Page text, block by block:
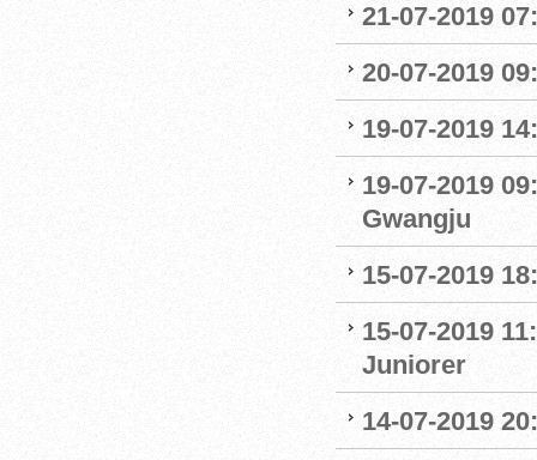
21-07-2019
20-07-2019
19-07-2019
19-07-2019
Gwangju
15-07-2019
15-07-2019
Juniorer
14-07-2019